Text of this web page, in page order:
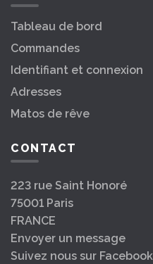
Tableau de bord
Commandes
Identifiant et connexion
Adresses
Matos de rêve
CONTACT
223 rue Saint Honoré
75001 Paris
FRANCE
Envoyer un message
Suivez nous sur Facebook